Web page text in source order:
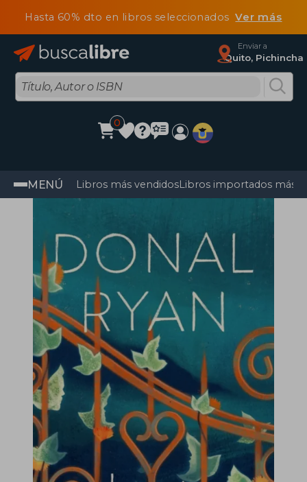
Hasta 60% dto en libros seleccionadosVer más
Enviar a
Quito, Pichincha
0
MENÚ Libros más vendidosLibros importados más